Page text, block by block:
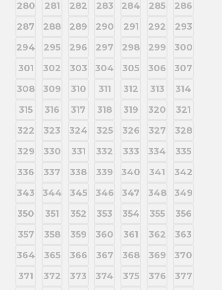
280
281 282 283 284 285
286
287
288 289 290 291 292
293
294
295 296 297 298 299
300
301
302 303 304 305 306
307
308
309 310 311 312 313
314
315
316 317 318 319 320
321
322
323 324 325 326 327
328
329
330 331 332 333 334
335
336
337 338 339 340 341
342
343
344 345 346 347 348
349
350
351 352 353 354 355
356
357
358 359 360 361 362
363
364
365 366 367 368 369
370
371
372 373 374 375 376 377